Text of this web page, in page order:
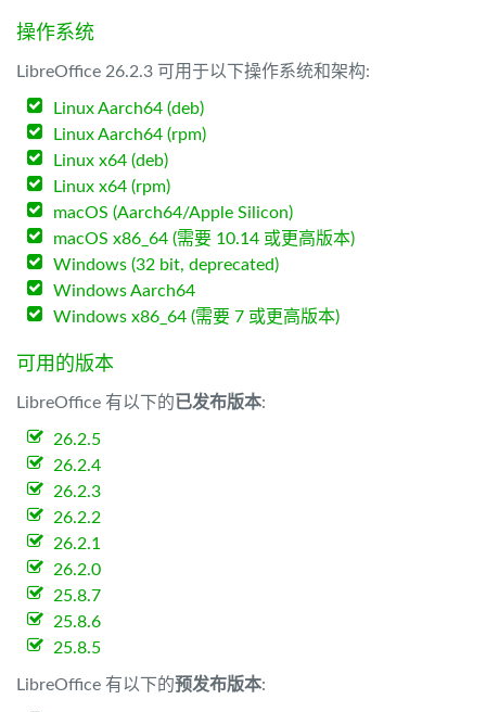
操作系统
LibreOffice 26.2.3 可用于以下操作系统和架构:
Linux Aarch64 (deb)
Linux Aarch64 (rpm)
Linux x64 (deb)
Linux x64 (rpm)
macOS (Aarch64/Apple Silicon)
macOS x86_64 (需要 10.14 或更高版本)
Windows (32 bit, deprecated)
Windows Aarch64
Windows x86_64 (需要 7 或更高版本)
可用的版本
LibreOffice 有以下的已发布版本:
26.2.5
26.2.4
26.2.3
26.2.2
26.2.1
26.2.0
25.8.7
25.8.6
25.8.5
LibreOffice 有以下的预发布版本: